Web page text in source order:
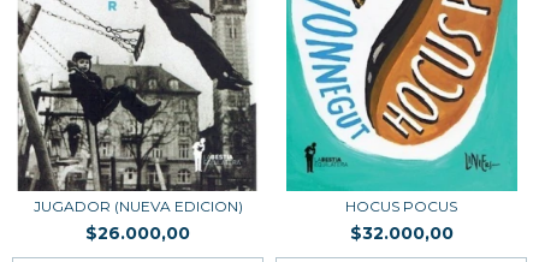
JUGADOR (NUEVA EDICION)
$26.000,00
HOCUS POCUS
$32.000,00